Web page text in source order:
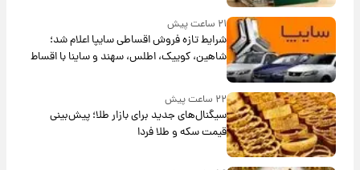
۲۱ ساعت پیش
شرایط تازه فروش اقساطی سایپا اعلام شد؛
شاهین، کوییک، اطلس، سهند و ساینا با اقساط
بلندمدت + جدول
۲۲ ساعت پیش
سیگنال‌های جدید برای بازار طلا؛ پیش‌بینی
قیمت سکه و طلا فردا